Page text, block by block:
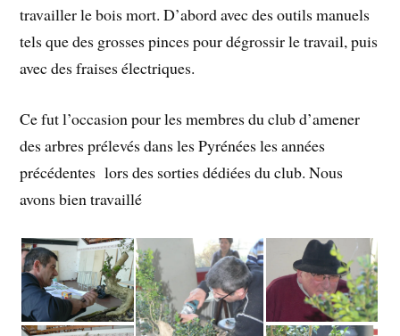
travailler le bois mort. D’abord avec des outils manuels
tels que des grosses pinces pour dégrossir le travail, puis
avec des fraises électriques.
Ce fut l’occasion pour les membres du club d’amener
des arbres prélevés dans les Pyrénées les années
précédentes lors des sorties dédiées du club. Nous
avons bien travaillé